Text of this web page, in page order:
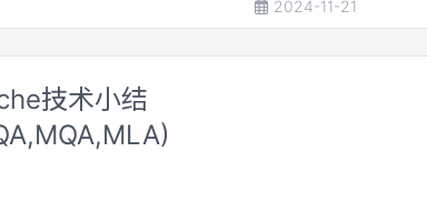
2024-11-21
技术小结